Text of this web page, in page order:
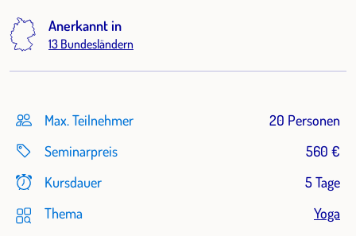
Anerkannt in
13 Bundesländern
Max. Teilnehmer
20 Personen
Seminarpreis
560 €
Kursdauer
5 Tage
Thema
Yoga